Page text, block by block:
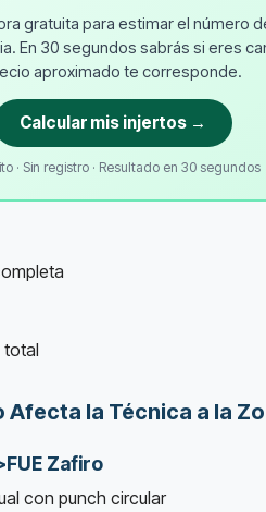
gratuita para estimar el número
En 30 segundos sabrás si eres
aproximado te corresponde.
Calcular mis injertos →
· Sin registro · Resultado en 30 segundos
total
Afecta la Técnica a la
Zafiro
con punch circular